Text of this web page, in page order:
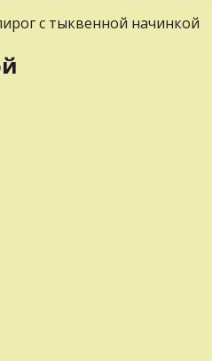
с тыквенной начинкой